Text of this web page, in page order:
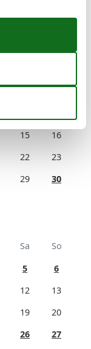
15
16
22
23
29
30
Sa
So
5
6
12
13
19
20
26
27